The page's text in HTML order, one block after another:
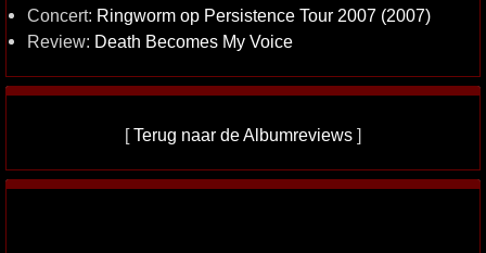
Concert: Ringworm op Persistence Tour 2007 (2007)
Review: Death Becomes My Voice
[Terug naar de Albumreviews ]